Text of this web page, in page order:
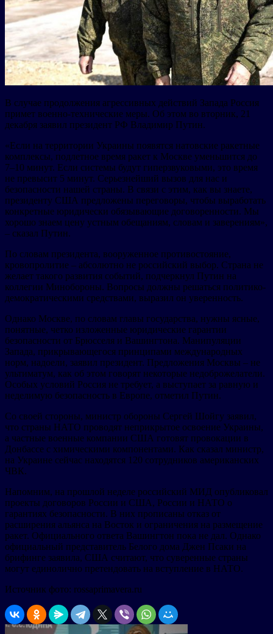
В случае продолжения агрессивных действий Запада Россия
примет военно-технические меры. Об этом во вторник, 21
декабря заявил президент РФ Владимир Путин.
«Если на территории Украины появятся натовские ракетные
комплексы, подлетное время ракет к Москве уменьшится до
7–10 минут. Если системы будут гиперзвуковыми, это время
не превысит 5 минут. Серьезнейший вызов для нас и
безопасности нашей страны. В связи с этим, как вы знаете,
президенту США предложены переговоры, чтобы выработать
конкретные юридически обязывающие договоренности. Мы
хорошо знаем цену устным обещаниям, словам и заверениям»,
– сказал Путин.
По словам президента, вооруженное противостояние,
кровопролитие – абсолютно не российский выбор. Страна не
желает такого развития событий, подчеркнул Путин на
коллегии Минобороны. Вопросы должны решаться политико-
демократическими средствами, выразил он уверенность.
Однако Москве, по словам главы государства, нужны ясные,
понятные, четко изложенные юридические гарантии
безопасности от Брюсселя и Вашингтона. Манипуляции
Запада, прикрывающегося принципами международных
норм, надоели, заявил президент. Предложения Москвы – не
ультиматум, как об этом говорят некоторые недоброжелатели.
Особых условий Россия не требует, а выступает за равную и
неделимую безопасность в Европе, отметил Путин.
Со своей стороны, министр обороны Сергей Шойгу заявил,
что страны НАТО проводят неприкрытое освоение Украины,
а частные военные компании США готовят провокации в
Донбассе с химическими компонентами. Как сказал министр,
на Украине сейчас находятся 120 сотрудников американских
ЧВК.
Напомним, на прошлой неделе российский МИД опубликовал
проекты договоров России и США, России и НАТО о
гарантиях безопасности. В них прописаны отказ от
расширения альянса на Восток и ограничения на размещение
ракет. Официального ответа Вашингтон пока не дал. Однако
официальный представитель Белого дома Джен Псаки на
брифинге заявила, США считают, что суверенные страны
могут единолично претендовать на вступление в НАТО.
Источник фото: rossaprimavera.ru